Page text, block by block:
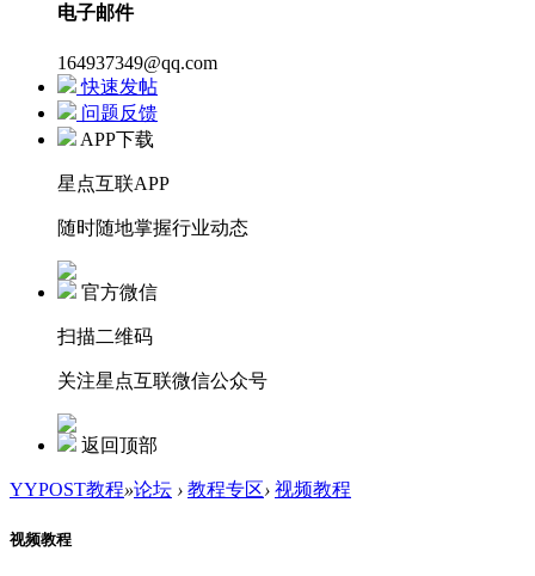
电子邮件
164937349@qq.com
快速发帖
问题反馈
APP下载
星点互联APP
随时随地掌握行业动态
官方微信
扫描二维码
关注星点互联微信公众号
返回顶部
YYPOST教程»论坛 › 教程专区› 视频教程
视频教程